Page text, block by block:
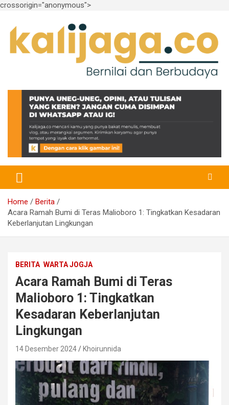
crossorigin="anonymous">
content
kalijaga.co
Home
Berita
Acara Ramah Bumi di Teras Malioboro 1: Tingkatkan Kesadaran
Keberlanjutan Lingkungan
BERITA WARTA JOGJA
Acara Ramah Bumi di Teras
Malioboro 1: Tingkatkan
Kesadaran Keberlanjutan
Lingkungan
14 Desember 2024 Khoirunnida